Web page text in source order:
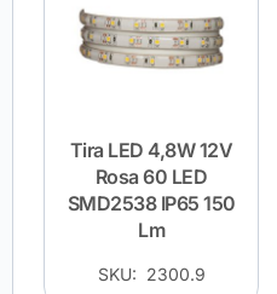
Tira LED 4,8W 12V
Rosa 60 LED
SMD2538 IP65 150
Lm
SKU: 2300.9